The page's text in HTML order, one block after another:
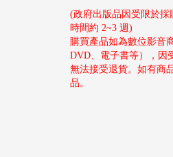
(政府出版品因受限於
時間約 2~3 週)
購買產品如為數位影音
DVD、電子書等），因
無法接受退貨。如有商
品。